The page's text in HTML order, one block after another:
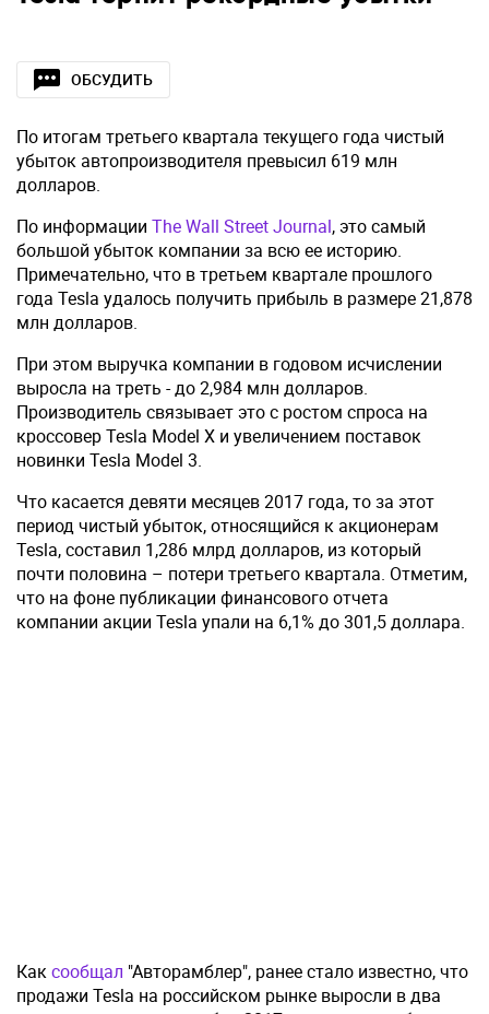
ОБСУДИТЬ
По итогам третьего квартала текущего года чистый
убыток автопроизводителя превысил 619 млн
долларов.
По информации The Wall Street Journal, это самый
большой убыток компании за всю ее историю.
Примечательно, что в третьем квартале прошлого
года Tesla удалось получить прибыль в размере 21,878
млн долларов.
При этом выручка компании в годовом исчислении
выросла на треть - до 2,984 млн долларов.
Производитель связывает это с ростом спроса на
кроссовер Tesla Model X и увеличением поставок
новинки Tesla Model 3.
Что касается девяти месяцев 2017 года, то за этот
период чистый убыток, относящийся к акционерам
Tesla, составил 1,286 млрд долларов, из который
почти половина – потери третьего квартала. Отметим,
что на фоне публикации финансового отчета
компании акции Tesla упали на 6,1% до 301,5 доллара.
Каксообщал "Авторамблер", ранее стало известно, что
продажи Tesla на российском рынке выросли в два